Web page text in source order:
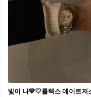
빛이 나💛🤍롤렉스 데이트저